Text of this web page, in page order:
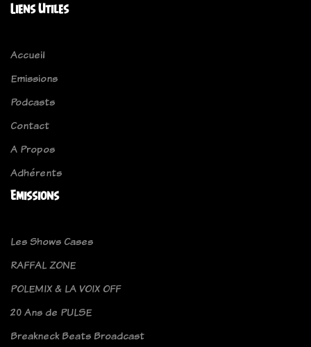
Liens Utiles
Accueil
Emissions
Podcasts
Contact
A Propos
Adhérents
Emissions
Les Shows Cases
RAFFAL ZONE
POLEMIX & LA VOIX OFF
20 Ans de PULSE
Breakneck Beats Broadcast